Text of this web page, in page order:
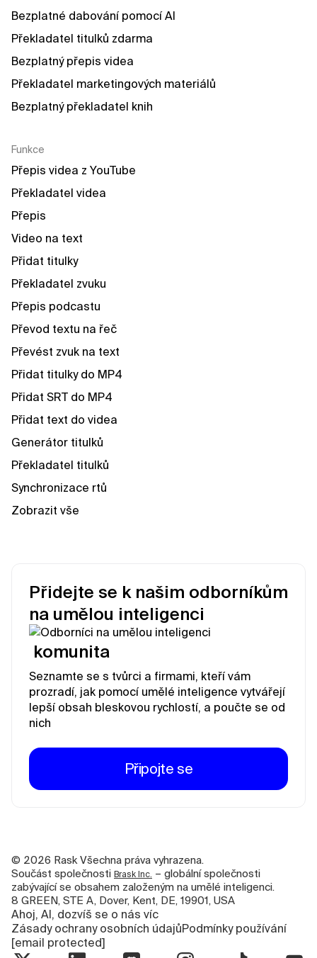
Bezplatné dabování pomocí AI
Překladatel titulků zdarma
Bezplatný přepis videa
Překladatel marketingových materiálů
Bezplatný překladatel knih
Funkce
Přepis videa z YouTube
Překladatel videa
Přepis
Video na text
Přidat titulky
Překladatel zvuku
Přepis podcastu
Převod textu na řeč
Převést zvuk na text
Přidat titulky do MP4
Přidat SRT do MP4
Přidat text do videa
Generátor titulků
Překladatel titulků
Synchronizace rtů
Zobrazit vše
Přidejte se k našim odborníkům
na umělou inteligenci
komunita
Seznamte se s tvůrci a firmami, kteří vám
prozradí, jak pomocí umělé inteligence vytvářejí
lepší obsah bleskovou rychlostí, a poučte se od
nich
Připojte se
© 2026 Rask Všechna práva vyhrazena.
Součást společnosti Brask Inc.
– globální společnosti
zabývající se obsahem založeným na umělé inteligenci.
8 GREEN, STE A, Dover, Kent, DE, 19901, USA
Ahoj, AI, dozvíš se o nás víc
Zásady ochrany osobních údajůPodmínky používání
[email protected]